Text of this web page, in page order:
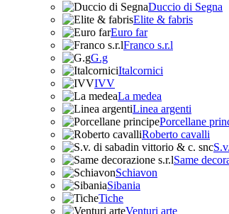
Duccio di Segna
Elite & fabris
Euro far
Franco s.r.l
G.g
Italcornici
IVV
La medea
Linea argenti
Porcellane
Roberto cavalli
Same
Schiavon
Sibania
Tiche
Venturi arte